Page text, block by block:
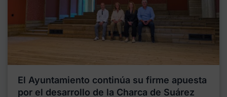
El Ayuntamiento continúa su firme apuesta
por el desarrollo de la Charca de Suárez